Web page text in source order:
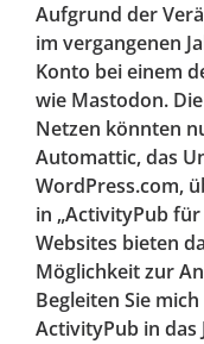
Aufgrund der
im vergangenen
Konto bei einem
wie Mastodon.
Netzen könnten
Automattic, das
WordPress.com,
in „ActivityPub für
Websites bieten
Möglichkeit zur
Begleiten Sie
ActivityPub in das